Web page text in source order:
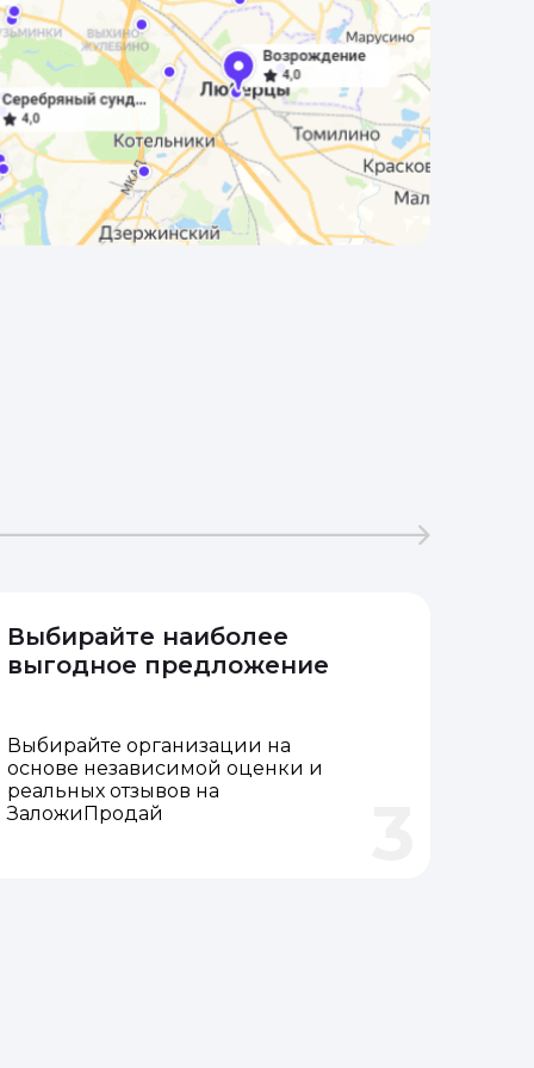
Выбирайте наиболее
выгодное предложение
Выбирайте организации на
основе независимой оценки и
реальных отзывов на
ЗаложиПродай